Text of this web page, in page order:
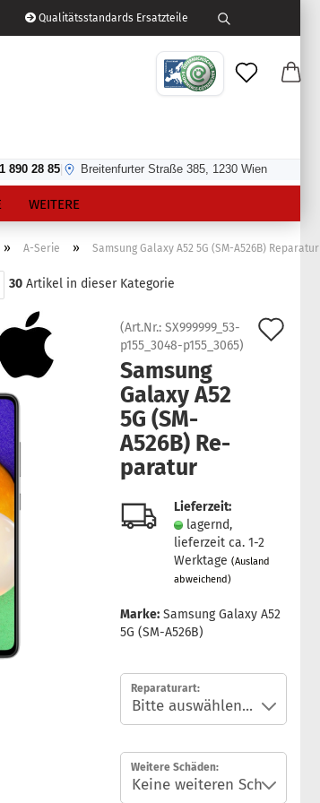
Qualitätsstandards Ersatzteile
890 28 85 Breitenfurter Straße 385, 1230 Wien
WEITERE
» A-Serie » Samsung Galaxy A52 5G (SM-A526B) Reparatur
30 Artikel in dieser Kategorie
(Art.Nr.:SX999999_53-
p155_3048-p155_3065)
Sam­sung
Ga­la­xy A52
5G (SM-​
A526B) Re­
pa­ra­tur
Lieferzeit:
lagernd,
lieferzeit ca. 1-2
Werktage(Ausland
abweichend)
Marke: Samsung Galaxy A52
5G (SM-A526B)
Reparaturart:
Weitere Schäden: